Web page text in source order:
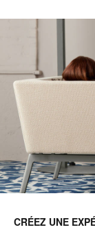
CRÉEZ UNE